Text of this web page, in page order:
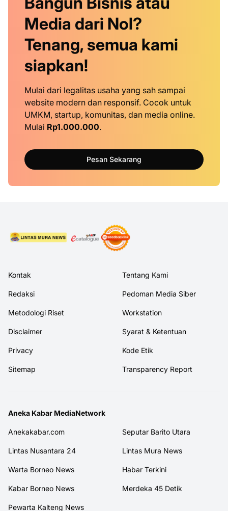
Media dari Nol?
Tenang, semua kami
siapkan!
Mulai dari legalitas usaha yang sah sampai
website modern dan responsif. Cocok untuk
UMKM, startup, komunitas, dan media online.
Mulai Rp1.000.000.
Pesan Sekarang
Kontak Tentang Kami
Redaksi Pedoman Media Siber
Metodologi Riset Workstation
Disclaimer Syarat & Ketentuan
Privacy Kode Etik
Sitemap Transparency Report
Aneka Kabar MediaNetwork
Anekakabar.com Seputar Barito Utara
Lintas Nusantara 24 Lintas Mura News
Warta Borneo News Habar Terkini
Kabar Borneo News Merdeka 45 Detik
Pewarta Kalteng News